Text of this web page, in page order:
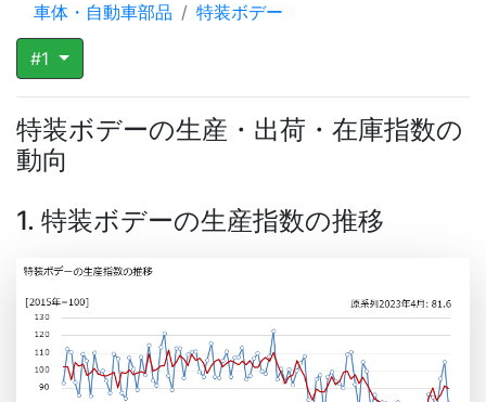
車体・自動車部品 特装ボデー
#1
特装ボデーの生産・出荷・在庫指数の
動向
1. 特装ボデーの生産指数の推移